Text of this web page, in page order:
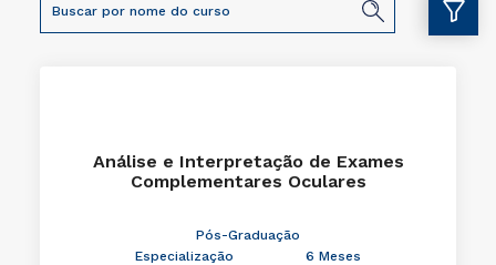
Análise e Interpretação de Exames
Complementares Oculares
Pós-Graduação
Especialização
6 Meses